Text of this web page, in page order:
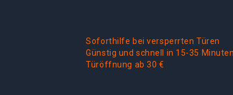
Soforthilfe bei versperrten Türen
Günstig und schnell in 15-35
Türöffnung ab 30 €